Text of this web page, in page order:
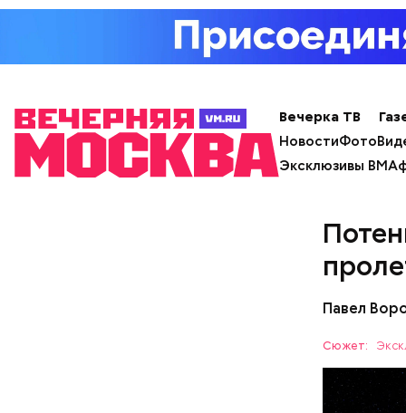
Вечерка ТВ
НовостиФото
Эксклюзивы ВМ
Павел
Сюжет:
А в лесах
отличить
—
—
случай.